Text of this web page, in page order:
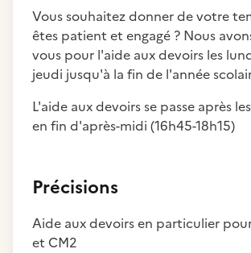
Vous souhaitez donner de votre
êtes patient et engagé ? Nous
vous pour l'aide aux devoirs les
jeudi jusqu'à la fin de l'année
L'aide aux devoirs se passe après
en fin d'après-midi (16h45-18h15)
Précisions
Aide aux devoirs en particulier
et CM2